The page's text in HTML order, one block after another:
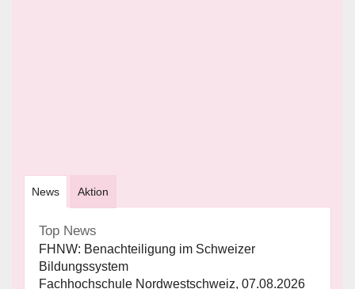
News Aktion
Top News
FHNW: Benachteiligung im Schweizer
Bildungssystem
Fachhochschule Nordwestschweiz, 07.08.2026